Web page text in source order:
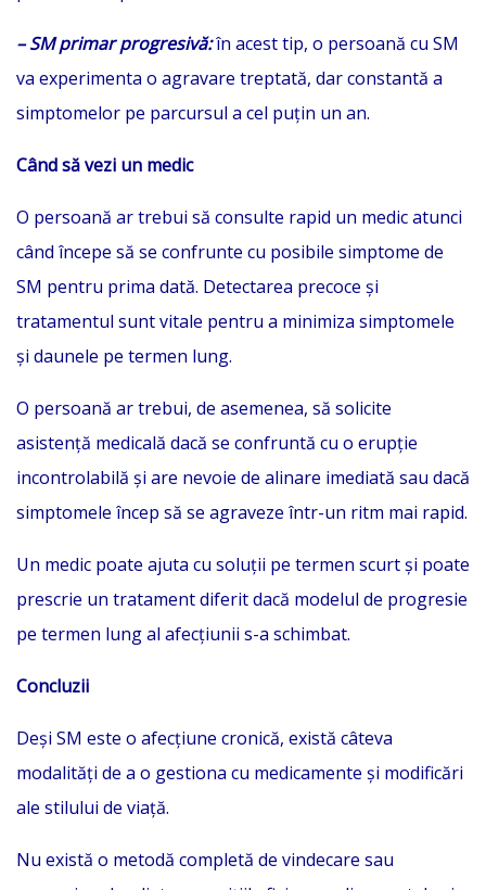
– SM primar progresivă:în acest tip, o persoană cu SM
va experimenta o agravare treptată, dar constantă a
simptomelor pe parcursul a cel puțin un an.
Când să vezi un medic
O persoană ar trebui să consulte rapid un medic atunci
când începe să se confrunte cu posibile simptome de
SM pentru prima dată. Detectarea precoce și
tratamentul sunt vitale pentru a minimiza simptomele
și daunele pe termen lung.
O persoană ar trebui, de asemenea, să solicite
asistență medicală dacă se confruntă cu o erupție
incontrolabilă și are nevoie de alinare imediată sau dacă
simptomele încep să se agraveze într-un ritm mai rapid.
Un medic poate ajuta cu soluții pe termen scurt și poate
prescrie un tratament diferit dacă modelul de progresie
pe termen lung al afecțiunii s-a schimbat.
Concluzii
Deși SM este o afecțiune cronică, există câteva
modalități de a o gestiona cu medicamente și modificări
ale stilului de viață.
Nu există o metodă completă de vindecare sau